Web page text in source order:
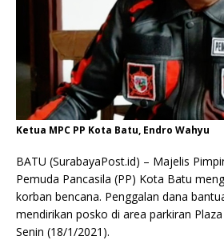
Ketua MPC PP Kota Batu, Endro Wahyu
BATU (SurabayaPost.id) – Majelis
Pemuda Pancasila (PP) Kota Batu
korban bencana. Penggalan dana
mendirikan posko di area parkiran
Senin (18/1/2021).